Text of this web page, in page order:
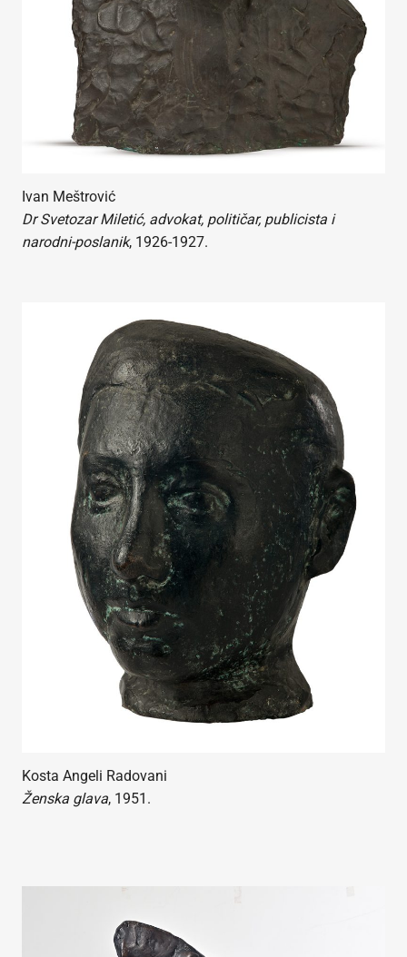
Ivan Meštrović
Dr Svetozar Miletić, advokat, političar, publicista i
narodni-poslanik, 1926-1927.
Kosta Angeli Radovani
Ženska glava, 1951.